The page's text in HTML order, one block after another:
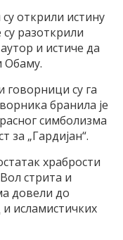
открили истину
разоткрили
и истиче да
Обаму.
говорници су га
бранила је
симболизма
за „Гардијан“.
храбрости
стрита и
довели до
исламистичких